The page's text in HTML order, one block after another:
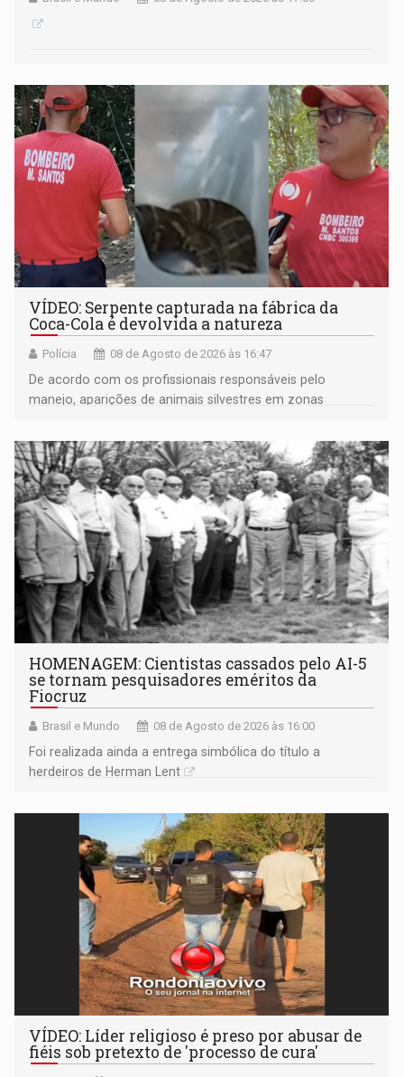
VÍDEO: Serpente capturada na fábrica da
Coca-Cola é devolvida a natureza
Polícia 08 de Agosto de 2026 às 16:47
De acordo com os profissionais responsáveis pelo
manejo, aparições de animais silvestres em zonas
HOMENAGEM: Cientistas cassados pelo AI-5
se tornam pesquisadores eméritos da
Fiocruz
Brasil e Mundo 08 de Agosto de 2026 às 16:00
Foi realizada ainda a entrega simbólica do título a
herdeiros de Herman Lent
VÍDEO: Líder religioso é preso por abusar de
fiéis sob pretexto de 'processo de cura'